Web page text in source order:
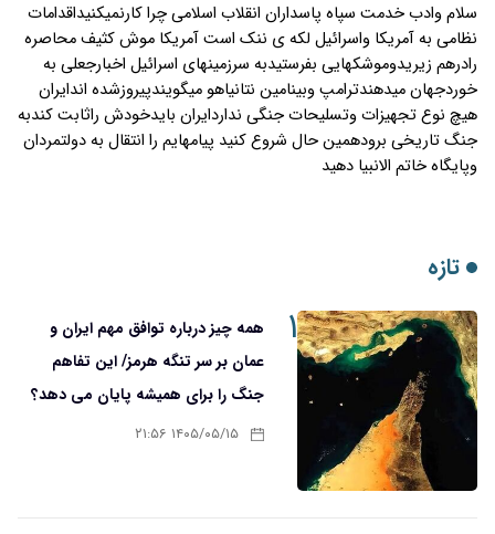
سلام وادب خدمت سپاه پاسداران انقلاب اسلامی چرا کارنمیکنیداقدامات
نظامی به آمریکا واسرائیل لکه ی ننک است آمریکا موش کثیف محاصره
رادرهم زیریدوموشکهایی بفرستیدبه سرزمینهای اسرائیل اخبارجعلی به
خوردجهان میدهندترامپ وبینامین نتانیاهو میگویندپیروزشده اندایران
هیچ نوع تجهیزات وتسلیحات جنگی نداردایران بایدخودش راثابت کندبه
جنگ تاریخی برودهمین حال شروع کنید پیامهایم را انتقال به دولتمردان
وپایگاه خاتم الانبیا دهید
تازه
۱
همه چیز درباره توافق مهم ایران و
عمان بر سر تنگه هرمز/ این تفاهم
جنگ را برای همیشه پایان می دهد؟
۱۴۰۵/۰۵/۱۵ ۲۱:۵۶